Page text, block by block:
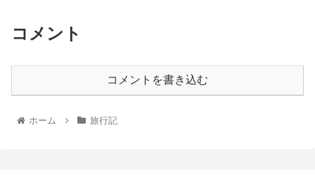
コメント
コメントを書き込む
ホーム 旅行記